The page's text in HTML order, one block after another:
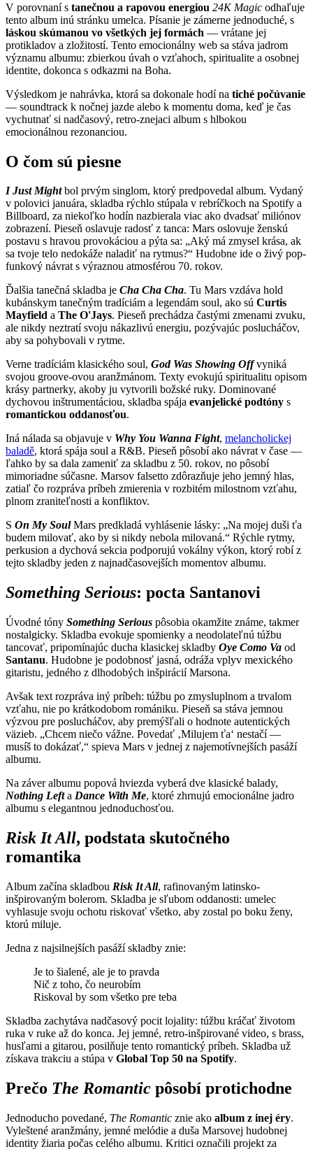
V porovnaní s tanečnou a rapovou energiou 24K Magic odhaľuje
tento album inú stránku umelca. Písanie je zámerne jednoduché, s
láskou skúmanou vo všetkých jej formách — vrátane jej
protikladov a zložitostí. Tento emocionálny web sa stáva jadrom
významu albumu: zbierkou úvah o vzťahoch, spiritualite a osobnej
identite, dokonca s odkazmi na Boha.
Výsledkom je nahrávka, ktorá sa dokonale hodí na tiché počúvanie
— soundtrack k nočnej jazde alebo k momentu doma, keď je čas
vychutnať si nadčasový, retro-znejaci album s hlbokou
emocionálnou rezonanciou.
O čom sú piesne
I Just Mightbol prvým singlom, ktorý predpovedal album. Vydaný
v polovici januára, skladba rýchlo stúpala v rebríčkoch na Spotify a
Billboard, za niekoľko hodín nazbierala viac ako dvadsať miliónov
zobrazení. Pieseň oslavuje radosť z tanca: Mars oslovuje ženskú
postavu s hravou provokáciou a pýta sa: „Aký má zmysel krása, ak
sa tvoje telo nedokáže naladiť na rytmus?“ Hudobne ide o živý pop-
funkový návrat s výraznou atmosférou 70. rokov.
Ďalšia tanečná skladba je Cha Cha Cha. Tu Mars vzdáva hold
kubánskym tanečným tradíciám a legendám soul, ako sú Curtis
Mayfield a The O'Jays. Pieseň prechádza častými zmenami zvuku,
ale nikdy neztratí svoju nákazlivú energiu, pozývajúc poslucháčov,
aby sa pohybovali v rytme.
Verne tradíciám klasického soul, God Was Showing Offvyniká
svojou groove-ovou aranžmánom. Texty evokujú spiritualitu opisom
krásy partnerky, akoby ju vytvorili božské ruky. Dominované
dychovou inštrumentáciou, skladba spája evanjelické podtóny s
romantickou oddanosťou.
Iná nálada sa objavuje v Why You Wanna Fight, melancholickej
baladě, ktorá spája soul a R&B. Pieseň pôsobí ako návrat v čase —
ľahko by sa dala zameniť za skladbu z 50. rokov, no pôsobí
mimoriadne súčasne. Marsov falsetto zdôrazňuje jeho jemný hlas,
zatiaľ čo rozpráva príbeh zmierenia v rozbitém milostnom vzťahu,
plnom zraniteľnosti a konfliktov.
S On My SoulMars predkladá vyhlásenie lásky: „Na mojej duši ťa
budem milovať, ako by si nikdy nebola milovaná.“ Rýchle rytmy,
perkusion a dychová sekcia podporujú vokálny výkon, ktorý robí z
tejto skladby jeden z najnadčasovejších momentov albumu.
Something Serious: pocta Santanovi
Úvodné tóny Something Serious pôsobia okamžite známe, takmer
nostalgicky. Skladba evokuje spomienky a neodolateľnú túžbu
tancovať, pripomínajúc ducha klasickej skladby Oye Como Va od
Santanu. Hudobne je podobnosť jasná, odráža vplyv mexického
gitaristu, jedného z dlhodobých inšpirácií Marsona.
Avšak text rozpráva iný príbeh: túžbu po zmysluplnom a trvalom
vzťahu, nie po krátkodobom romániku. Pieseň sa stáva jemnou
výzvou pre poslucháčov, aby premýšľali o hodnote autentických
väzieb. „Chcem niečo vážne. Povedať ‚Milujem ťa‘ nestačí —
musíš to dokázať,“ spieva Mars v jednej z najemotívnejších pasáží
albumu.
Na záver albumu popová hviezda vyberá dve klasické balady,
Nothing Lefta Dance With Me, ktoré zhrnujú emocionálne jadro
albumu s elegantnou jednoduchosťou.
Risk It All, podstata skutočného
romantika
Album začína skladbou Risk It All, rafinovaným latinsko-
inšpirovaným bolerom. Skladba je sľubom oddanosti: umelec
vyhlasuje svoju ochotu riskovať všetko, aby zostal po boku ženy,
ktorú miluje.
Jedna z najsilnejších pasáží skladby znie:
Je to šialené, ale je to pravda
Nič z toho, čo neurobím
Riskoval by som všetko pre teba
Skladba zachytáva nadčasový pocit lojality: túžbu kráčať životom
ruka v ruke až do konca. Jej jemné, retro-inšpirované video, s brass,
husľami a gitarou, posilňuje tento romantický príbeh. Skladba už
získava trakciu a stúpa v Global Top 50 na Spotify.
Prečo The Romantic pôsobí protichodne
Jednoducho povedané, The Romantic znie ako album z inej éry.
Vyleštené aranžmány, jemné melódie a duša Marsovej hudobnej
identity žiaria počas celého albumu. Kritici označili projekt za